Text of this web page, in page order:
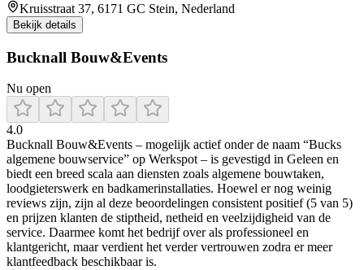
Kruisstraat 37, 6171 GC Stein, Nederland
Bekijk details
Bucknall Bouw&Events
Nu open
4.0
Bucknall Bouw&Events – mogelijk actief onder de naam “Bucks
algemene bouwservice” op Werkspot – is gevestigd in Geleen en
biedt een breed scala aan diensten zoals algemene bouwtaken,
loodgieterswerk en badkamerinstallaties. Hoewel er nog weinig
reviews zijn, zijn al deze beoordelingen consistent positief (5 van 5)
en prijzen klanten de stiptheid, netheid en veelzijdigheid van de
service. Daarmee komt het bedrijf over als professioneel en
klantgericht, maar verdient het verder vertrouwen zodra er meer
klantfeedback beschikbaar is.